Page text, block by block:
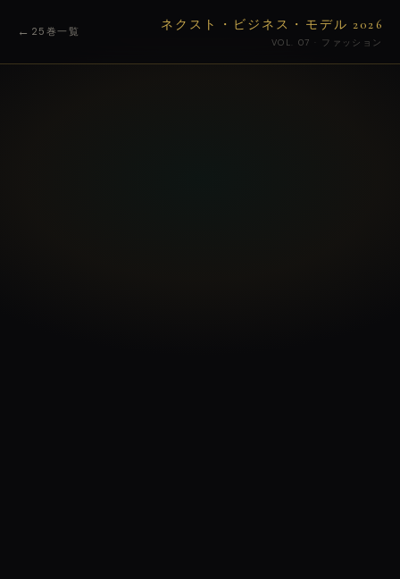
← 25巻一覧 ネクスト・ビジネス・モデル 2026
VOL. 07 · ファッション